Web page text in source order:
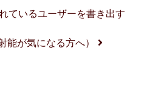
ション
ているユーザーを書き出す
能が気になる方へ）